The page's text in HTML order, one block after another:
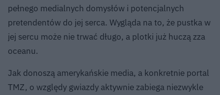
pełnego medialnych domysłów i potencjalnych
pretendentów do jej serca. Wygląda na to, że pustka w
jej sercu może nie trwać długo, a plotki już huczą zza
oceanu.
Jak donoszą amerykańskie media, a konkretnie portal
TMZ, o względy gwiazdy aktywnie zabiega niezwykle